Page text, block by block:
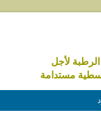
الرطبة لأجل
مستدامة